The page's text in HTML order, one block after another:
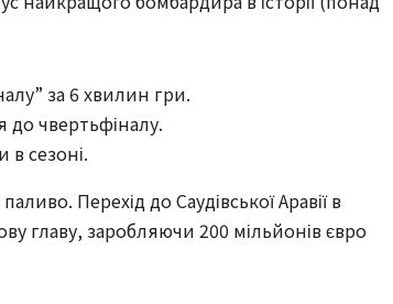
за 6 хвилин гри.
до чвертьфіналу.
в сезоні.
Перехід до Саудівської Аравії в
главу, заробляючи 200 мільйонів євро